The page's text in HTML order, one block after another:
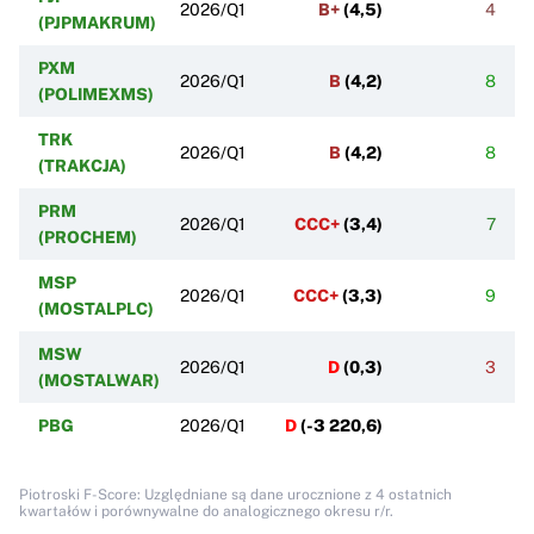
(PJPMAKRUM)
2026/Q1 B+(4,5) 4
PXM
(POLIMEXMS)
2026/Q1 B (4,2) 8
TRK
(TRAKCJA)
2026/Q1 B (4,2) 8
PRM
(PROCHEM)
2026/Q1 CCC+(3,4) 7
MSP
(MOSTALPLC)
2026/Q1 CCC+(3,3) 9
MSW
(MOSTALWAR)
2026/Q1 D(0,3) 3
PBG 2026/Q1 D(-3 220,6)
Piotroski F-Score: Uzględniane są dane urocznione z 4 ostatnich
kwartałów i porównywalne do analogicznego okresu r/r.